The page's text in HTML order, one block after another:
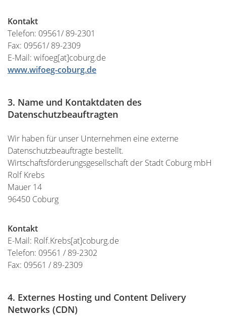
Kontakt
Telefon: 09561/ 89-2301
Fax: 09561/ 89-2309
E-Mail: wifoeg[at]coburg.de
www.wifoeg-coburg.de
3. Name und Kontaktdaten des
Datenschutzbeauftragten
Wir haben für unser Unternehmen eine externe
Datenschutzbeauftragte bestellt.
Wirtschaftsförderungsgesellschaft der Stadt Coburg mbH
Rolf Krebs
Mauer 14
96450 Coburg
Kontakt
E-Mail: Rolf.Krebs[at]coburg.de
Telefon: 09561 / 89-2302
Fax: 09561 / 89-2309
4. Externes Hosting und Content Delivery
Networks (CDN)